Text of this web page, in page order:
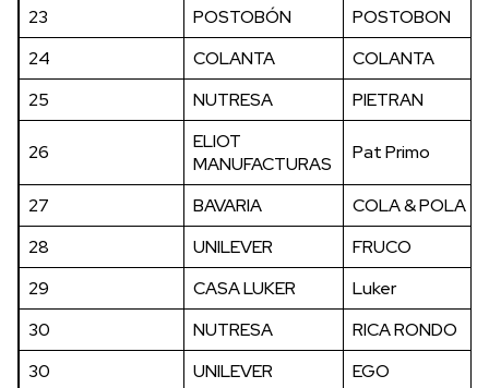
23 POSTOBÓN
POSTOBON
24
COLANTA
COLANTA
25
NUTRESA PIETRAN
26
ELIOT
MANUFACTURAS
Pat Primo
27 BAVARIA
COLA & POLA
28
UNILEVER
FRUCO
29
CASA LUKER
Luker
30
NUTRESA
RICA RONDO
30
UNILEVER
EGO